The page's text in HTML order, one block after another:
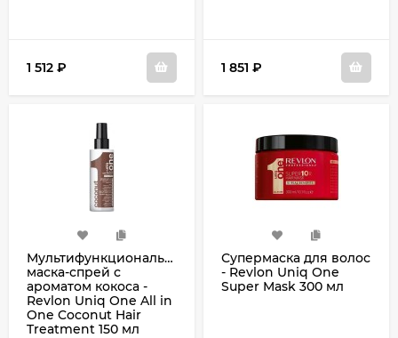
1 512 ₽ 1 851 ₽
Мультифункциональная
маска-спрей с
ароматом кокоса -
Revlon Uniq One All in
One Coconut Hair
Treatment 150 мл
Супермаска для волос
- Revlon Uniq One
Super Mask 300 мл